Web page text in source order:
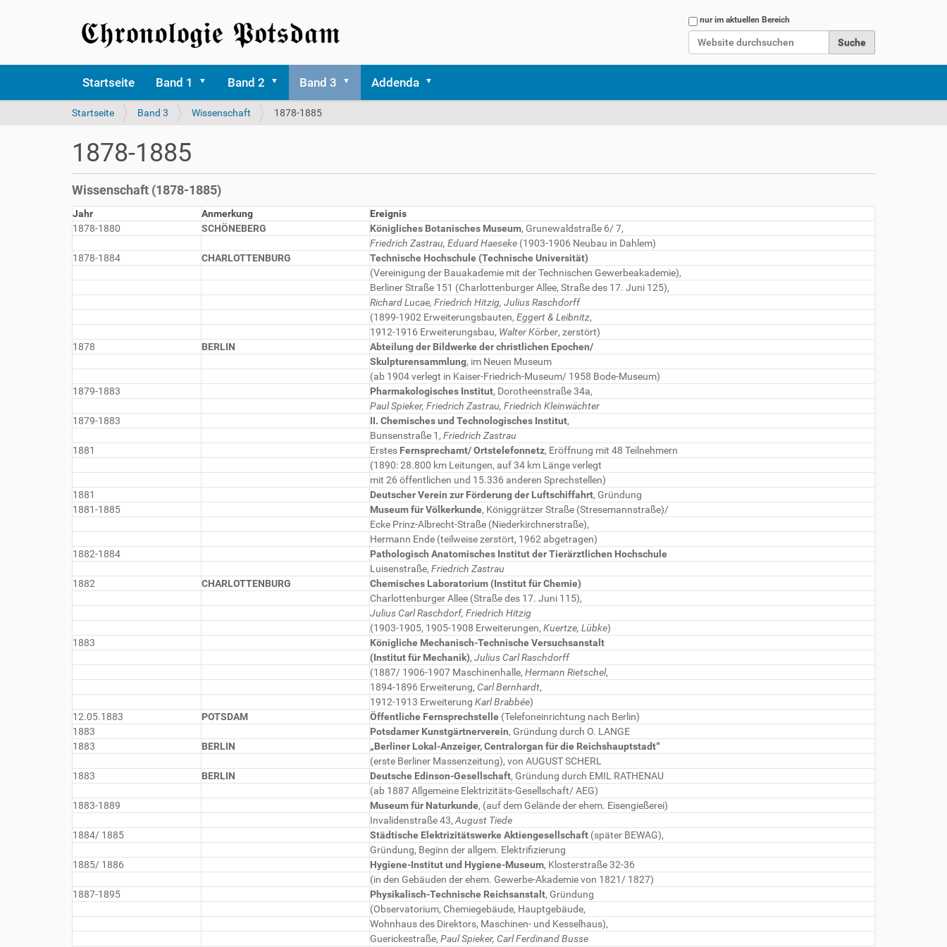
Website durchsuchen
nur im aktuellen Bereich
Startseite Band 1 Band 2 Band 3 Addenda
S
d
h
i
e
r
Startseite Band 3 Wissenschaft 1878-1885
1878-1885
Wissenschaft (1878-1885)
Jahr Anmerkung
Ereignis
1878-1880
SCHÖNEBERG Königliches Botanisches Museum, Grunewaldstraße 6/ 7,
Friedrich Zastrau, Eduard Haeseke (1903-1906 Neubau in Dahlem)
1878-1884
CHARLOTTENBURG
Technische Hochschule (Technische Universität)
(Vereinigung der Bauakademie mit der Technischen Gewerbeakademie),
Berliner Straße 151 (Charlottenburger Allee, Straße des 17. Juni 125),
Richard Lucae, Friedrich Hitzig, Julius Raschdorff
(1899-1902 Erweiterungsbauten, Eggert & Leibnitz,
1912-1916 Erweiterungsbau, Walter Körber, zerstört)
1878
BERLIN
Abteilung der Bildwerke der christlichen Epochen/
Skulpturensammlung, im Neuen Museum
(ab 1904 verlegt in Kaiser-Friedrich-Museum/ 1958 Bode-Museum)
1879-1883
Pharmakologisches Institut, Dorotheenstraße 34a,
Paul Spieker, Friedrich Zastrau, Friedrich Kleinwächter
1879-1883
II. Chemisches und Technologisches Institut,
Bunsenstraße 1, Friedrich Zastrau
1881
Erstes Fernsprechamt/ Ortstelefonnetz, Eröffnung mit 48 Teilnehmern
(1890: 28.800 km Leitungen, auf 34 km Länge verlegt
mit 26 öffentlichen und 15.336 anderen Sprechstellen)
1881
Deutscher Verein zur Förderung der Luftschiffahrt, Gründung
1881-1885
Museum für Völkerkunde, Königgrätzer Straße (Stresemannstraße)/
Ecke Prinz-Albrecht-Straße (Niederkirchnerstraße),
Hermann Ende (teilweise zerstört, 1962 abgetragen)
1882-1884
Pathologisch Anatomisches Institut der Tierärztlichen Hochschule
Luisenstraße, Friedrich Zastrau
1882
CHARLOTTENBURG
Chemisches Laboratorium (Institut für Chemie)
Charlottenburger Allee (Straße des 17. Juni 115),
Julius Carl Raschdorf, Friedrich Hitzig
(1903-1905, 1905-1908 Erweiterungen, Kuertze, Lübke)
1883
Königliche Mechanisch-Technische Versuchsanstalt
(Institut für Mechanik), Julius Carl Raschdorff
(1887/ 1906-1907 Maschinenhalle, Hermann Rietschel,
1894-1896 Erweiterung, Carl Bernhardt,
1912-1913 Erweiterung Karl Brabbée)
12.05.1883
POTSDAM Öffentliche Fernsprechstelle (Telefoneinrichtung nach Berlin)
1883
Potsdamer Kunstgärtnerverein, Gründung durch O. LANGE
1883
BERLIN
„Berliner Lokal-Anzeiger, Centralorgan für die Reichshauptstadt“
(erste Berliner Massenzeitung), von AUGUST SCHERL
1883
BERLIN Deutsche Edinson-Gesellschaft, Gründung durch EMIL RATHENAU
(ab 1887 Allgemeine Elektrizitäts-Gesellschaft/ AEG)
1883-1889
Museum für Naturkunde, (auf dem Gelände der ehem. Eisengießerei)
Invalidenstraße 43, August Tiede
1884/ 1885
Städtische Elektrizitätswerke Aktiengesellschaft (später BEWAG),
Gründung, Beginn der allgem. Elektrifizierung
1885/ 1886
Hygiene-Institut und Hygiene-Museum, Klosterstraße 32-36
(in den Gebäuden der ehem. Gewerbe-Akademie von 1821/ 1827)
1887-1895
Physikalisch-Technische Reichsanstalt, Gründung
(Observatorium, Chemiegebäude, Hauptgebäude,
Wohnhaus des Direktors, Maschinen- und Kesselhaus),
Guerickestraße, Paul Spieker, Carl Ferdinand Busse